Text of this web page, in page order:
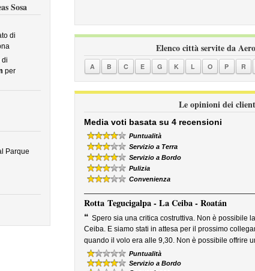
Sosa
di
di
per
Parque
Elenco città servite da
A B C E G K L O P R
Le opinioni dei
Media voti basata su 4 recensioni
Puntualità
Servizio a Terra
Servizio a Bordo
Pulizia
Convenienza
Rotta Tegucigalpa - La Ceiba - Roatán
“ Spero sia una critica costruttiva. Non è possibile
Ceiba. E siamo stati in attesa per il prossimo
quando il volo era alle 9,30. Non è possibile offrire
Puntualità
Servizio a Bordo